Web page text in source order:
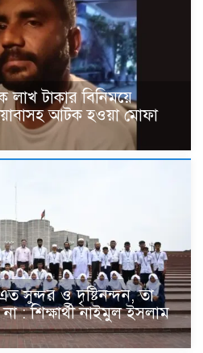
লাখ টাকার বিনিময়ে
আটক হওয়া মোফা
সুন্দর ও দৃষ্টিনন্দন, তা
: শিক্ষার্থী নাইমুল ইসলাম